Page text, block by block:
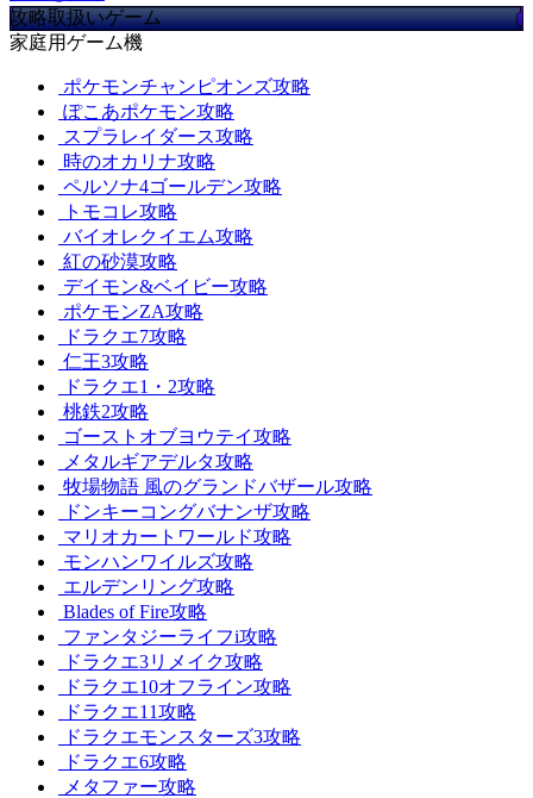
攻略取扱いゲーム
家庭用ゲーム機
ポケモンチャンピオンズ攻略
ぽこあポケモン攻略
スプラレイダース攻略
時のオカリナ攻略
ペルソナ4ゴールデン攻略
トモコレ攻略
バイオレクイエム攻略
紅の砂漠攻略
デイモン&ベイビー攻略
ポケモンZA攻略
ドラクエ7攻略
仁王3攻略
ドラクエ1・2攻略
桃鉄2攻略
ゴーストオブヨウテイ攻略
メタルギアデルタ攻略
牧場物語 風のグランドバザール攻略
ドンキーコングバナンザ攻略
マリオカートワールド攻略
モンハンワイルズ攻略
エルデンリング攻略
Blades of Fire攻略
ファンタジーライフi攻略
ドラクエ3リメイク攻略
ドラクエ10オフライン攻略
ドラクエ11攻略
ドラクエモンスターズ3攻略
ドラクエ6攻略
メタファー攻略